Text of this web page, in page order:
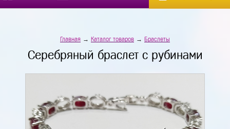
Главная → Каталог товаров → Браслеты
Серебряный браслет с рубинами